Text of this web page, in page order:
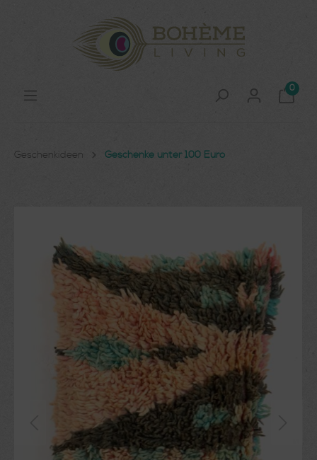
0
Geschenkideen Geschenke unter 100 Euro